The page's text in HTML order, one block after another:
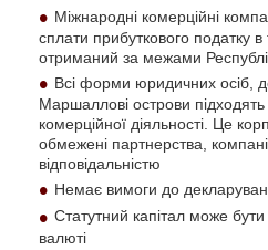
Міжнародні комерційні
сплати прибуткового податку
отриманий за межами
Всі форми юридичних осіб,
Маршаллові острови
комерційної діяльності. Це
обмежені партнерства,
відповідальністю
Немає вимоги до
Статутний капітал може
валюті